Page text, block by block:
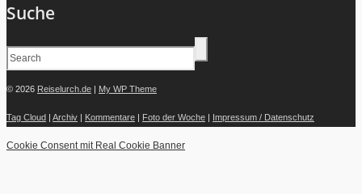
Suche
© 2026 Reiselurch.de | My WP Theme
Tag Cloud | Archiv | Kommentare | Foto der Woche | Impressum / Datenschutz
Cookie Consent mit Real Cookie Banner